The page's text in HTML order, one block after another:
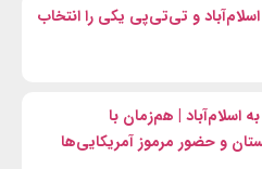
و تی‌تی‌پی یکی را انتخاب
اسلام‌آباد | هم‌زمان با
و حضور مرموز آمریکایی‌ها